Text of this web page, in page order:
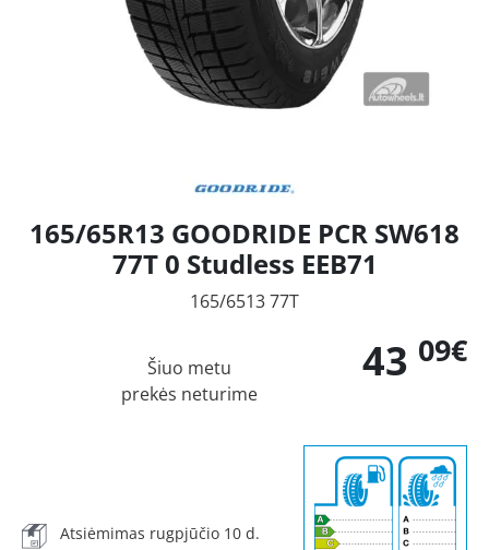
165/65R13 GOODRIDE PCR SW618
77T 0 Studless EEB71
165/6513 77T
43 09€
Šiuo metu
prekės neturime
Atsiėmimas rugpjūčio 10 d.